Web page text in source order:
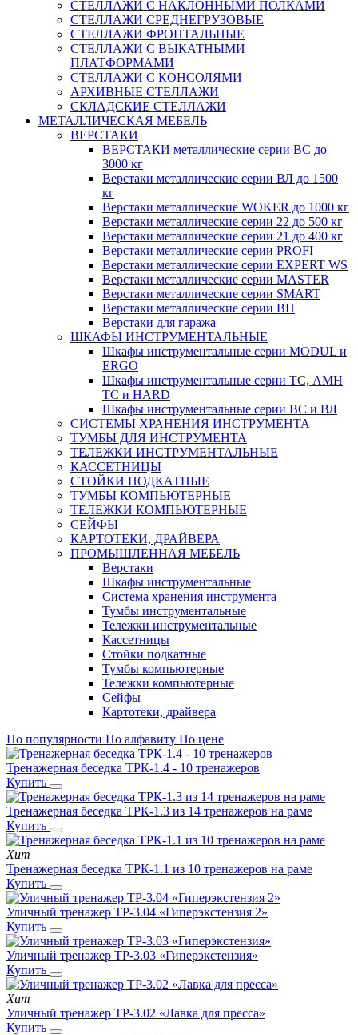
СТЕЛЛАЖИ С НАКЛОННЫМИ ПОЛКАМИ
СТЕЛЛАЖИ СРЕДНЕГРУЗОВЫЕ
СТЕЛЛАЖИ ФРОНТАЛЬНЫЕ
СТЕЛЛАЖИ С ВЫКАТНЫМИ
ПЛАТФОРМАМИ
СТЕЛЛАЖИ С КОНСОЛЯМИ
АРХИВНЫЕ СТЕЛЛАЖИ
СКЛАДСКИЕ СТЕЛЛАЖИ
МЕТАЛЛИЧЕСКАЯ МЕБЕЛЬ
ВЕРСТАКИ
ВЕРСТАКИ металлические серии ВС до
3000 кг
Верстаки металлические серии ВЛ до 1500
кг
Верстаки металлические WOKER до 1000 кг
Верстаки металлические серии 22 до 500 кг
Верстаки металлические серии 21 до 400 кг
Верстаки металлические серии PROFI
Верстаки металлические серии EXPERT WS
Верстаки металлические серии MASTER
Верстаки металлические серии SMART
Верстаки металлические серии ВП
Верстаки для гаража
ШКАФЫ ИНСТРУМЕНТАЛЬНЫЕ
Шкафы инструментальные серии MODUL и
ERGO
Шкафы инструментальные серии ТС, АМН
ТС и HARD
Шкафы инструментальные серии ВС и ВЛ
СИСТЕМЫ ХРАНЕНИЯ ИНСТРУМЕНТА
ТУМБЫ ДЛЯ ИНСТРУМЕНТА
ТЕЛЕЖКИ ИНСТРУМЕНТАЛЬНЫЕ
КАССЕТНИЦЫ
СТОЙКИ ПОДКАТНЫЕ
ТУМБЫ КОМПЬЮТЕРНЫЕ
ТЕЛЕЖКИ КОМПЬЮТЕРНЫЕ
СЕЙФЫ
КАРТОТЕКИ, ДРАЙВЕРА
ПРОМЫШЛЕННАЯ МЕБЕЛЬ
Верстаки
Шкафы инструментальные
Система хранения инструмента
Тумбы инструментальные
Тележки инструментальные
Кассетницы
Стойки подкатные
Тумбы компьютерные
Тележки компьютерные
Сейфы
Картотеки, драйвера
По популярности По алфавиту По цене
Тренажерная беседка ТРК-1.4 - 10 тренажеров
Купить
Тренажерная беседка ТРК-1.3 из 14 тренажеров на раме
Купить
Хит
Тренажерная беседка ТРК-1.1 из 10 тренажеров на раме
Купить
Уличный тренажер ТР-3.04 «Гиперэкстензия 2»
Купить
Уличный тренажер ТР-3.03 «Гиперэкстензия»
Купить
Хит
Уличный тренажер ТР-3.02 «Лавка для пресса»
Купить